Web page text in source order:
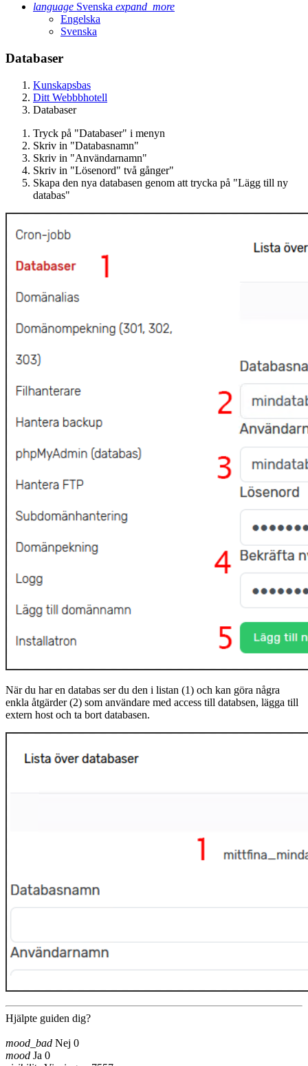
language Svenska expand_more
Engelska
Svenska
Databaser
Kunskapsbas
Ditt Webbbhotell
Databaser
Tryck på "Databaser" i menyn
Skriv in "Databasnamn"
Skriv in "Användarnamn"
Skriv in "Lösenord" två gånger"
Skapa den nya databasen genom att trycka på "Lägg till ny
databas"
När du har en databas ser du den i listan (1) och kan göra några
enkla åtgärder (2) som användare med access till databsen, lägga till
extern host och ta bort databasen.
Hjälpte guiden dig?
mood_bad Nej 0
mood Ja 0